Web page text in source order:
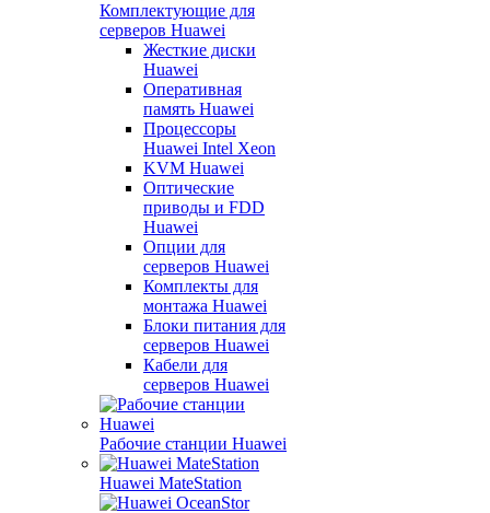
Комплектующие для
серверов Huawei
Жесткие диски
Huawei
Оперативная
память Huawei
Процессоры
Huawei Intel Xeon
KVM Huawei
Оптические
приводы и FDD
Huawei
Опции для
серверов Huawei
Комплекты для
монтажа Huawei
Блоки питания для
серверов Huawei
Кабели для
серверов Huawei
Рабочие станции Huawei
Huawei MateStation